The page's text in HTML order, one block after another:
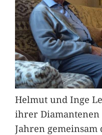
Helmut und Inge
ihrer Diamantenen
Jahren